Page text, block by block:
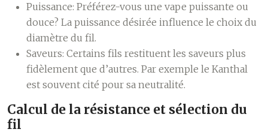
Puissance: Préférez-vous une vape puissante ou
douce? La puissance désirée influence le choix du
diamètre du fil.
Saveurs: Certains fils restituent les saveurs plus
fidèlement que d’autres. Par exemple le Kanthal
est souvent cité pour sa neutralité.
Calcul de la résistance et sélection du
fil